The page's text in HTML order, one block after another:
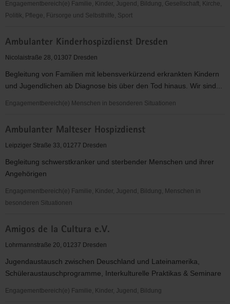
Engagementbereich(e) Familie, Kinder, Jugend, Bildung, Gesellschaft, Kirche,
Politik, Pflege, Fürsorge und Selbsthilfe, Sport
Hospiz-
und
der
Ev.-
Luth.
Dresden
Ambulanter Kinderhospizdienst Dresden
Nicolaistraße 28, 01307 Dresden
Begleitung von Familien mit lebensverkürzend erkrankten Kindern
und Jugendlichen ab Diagnose bis über den Tod hinaus. Wir sind...
Engagementbereich(e) Menschen in besonderen Situationen
Kinderhospizdienst
Dresden
Ambulanter Malteser Hospizdienst
Leipziger Straße 33, 01277 Dresden
Begleitung schwerstkranker und sterbender Menschen und ihrer
Angehörigen
Engagementbereich(e) Familie, Kinder, Jugend, Bildung, Menschen in
besonderen Situationen
Malteser
Hospizdienst
Amigos de la Cultura e.V.
Lohrmannstraße 20, 01237 Dresden
Jugendaustausch zwischen Deuschland und Lateinamerika,
Schüleraustauschprogramme, Interkulturelle Praktikas & Seminare
Engagementbereich(e) Familie, Kinder, Jugend, Bildung